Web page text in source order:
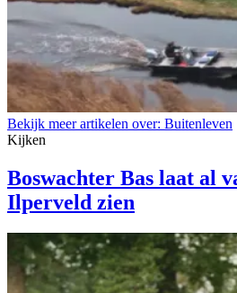
Bekijk meer artikelen over: Buitenleven
Kijken
Boswachter Bas laat al
Ilperveld zien